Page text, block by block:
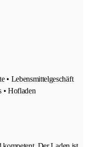
• Lebensmittelgeschäft
• Hofladen